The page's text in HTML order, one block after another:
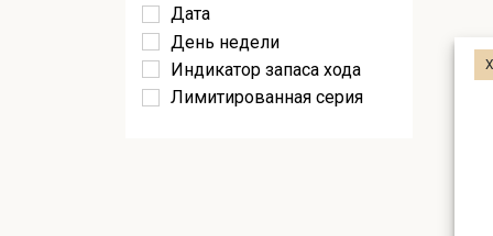
Дата
День недели
Индикатор запаса хода
Лимитированная серия